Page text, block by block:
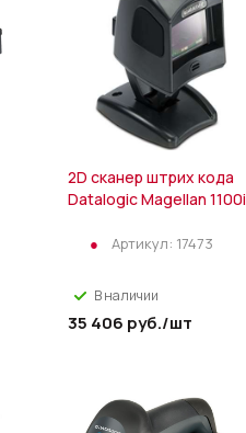
2D сканер штрих кода
Datalogic Magellan 1100i
Артикул: 17473
В наличии
35 406 руб./шт